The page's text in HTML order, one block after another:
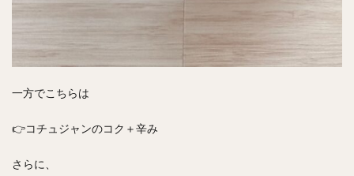
一方でこちらは
👉コチュジャンのコク＋辛み
さらに、